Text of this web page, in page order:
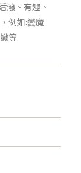
潑、有趣、
例如:變魔
等